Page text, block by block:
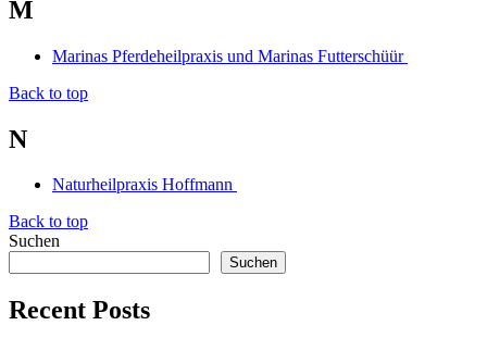
M
Marinas Pferdeheilpraxis und Marinas Futterschüür
Back to top
N
Naturheilpraxis Hoffmann
Back to top
Suchen
Suchen
Recent Posts